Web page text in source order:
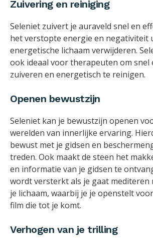
Zuivering en reiniging
Seleniet zuivert je auraveld snel en
het verstopte energie en negativiteit
energetische lichaam verwijderen.
ook ideaal voor therapeuten om snel
zuiveren en energetisch te reinigen.
Openen bewustzijn
Seleniet kan je bewustzijn openen
werelden van innerlijke ervaring.
bewust met je gidsen en
treden. Ook maakt de steen het
en informatie van je gidsen te
wordt versterkt als je gaat mediteren
je lichaam, waarbij je je openstelt
film die tot je komt.
Verhogen van je trilling